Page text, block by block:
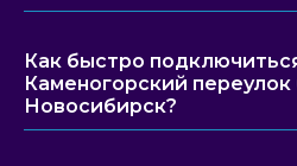
Как быстро
Каменогорский переулок
Новосибирск?